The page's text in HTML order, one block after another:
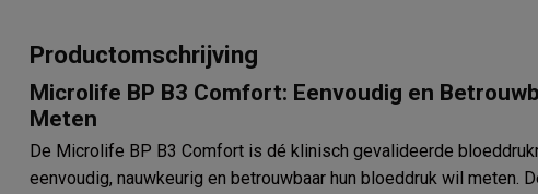
Productomschrijving
Microlife BP B3 Comfort: Eenvoudig en
Meten
De Microlife BP B3 Comfort is dé klinisch gevalideerde
eenvoudig, nauwkeurig en betrouwbaar hun bloeddruk wil meten.